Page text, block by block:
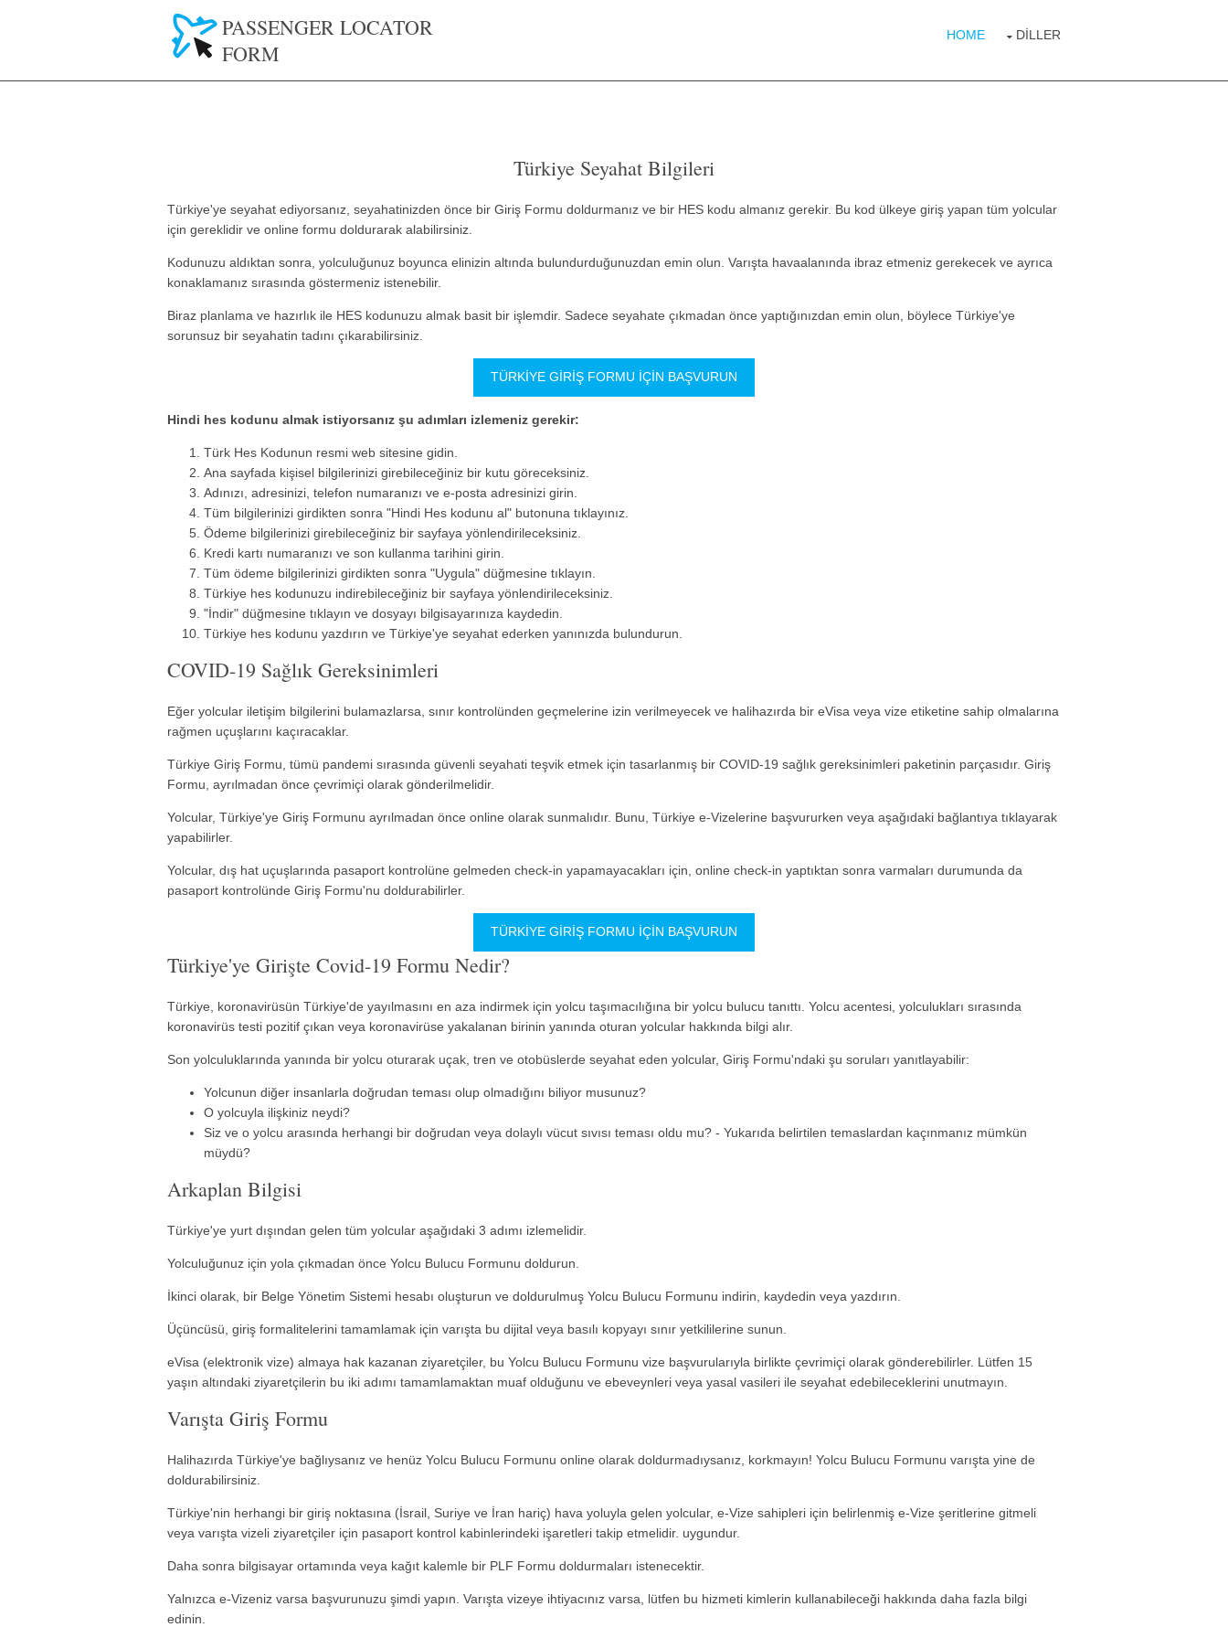
PASSENGER LOCATOR
FORM
HOME DILLER
Türkiye Seyahat Bilgileri
Türkiye'ye seyahat ediyorsanız, seyahatinizden önce bir Giriş Formu doldurmanız ve bir HES kodu almanız gerekir. Bu kod ülkeye giriş yapan tüm yolcular
için gereklidir ve online formu doldurarak alabilirsiniz.
Kodunuzu aldıktan sonra, yolculuğunuz boyunca elinizin altında bulundurduğunuzdan emin olun. Varışta havaalanında ibraz etmeniz gerekecek ve ayrıca
konaklamanız sırasında göstermeniz istenebilir.
Biraz planlama ve hazırlık ile HES kodunuzu almak basit bir işlemdir. Sadece seyahate çıkmadan önce yaptığınızdan emin olun, böylece Türkiye'ye
sorunsuz bir seyahatin tadını çıkarabilirsiniz.
TÜRKIYE GIRIŞ FORMU IÇIN BAŞVURUN
Hindi hes kodunu almak istiyorsanız şu adımları izlemeniz gerekir:
Türk Hes Kodunun resmi web sitesine gidin.
Ana sayfada kişisel bilgilerinizi girebileceğiniz bir kutu göreceksiniz.
Adınızı, adresinizi, telefon numaranızı ve e-posta adresinizi girin.
Tüm bilgilerinizi girdikten sonra "Hindi Hes kodunu al" butonuna tıklayınız.
Ödeme bilgilerinizi girebileceğiniz bir sayfaya yönlendirileceksiniz.
Kredi kartı numaranızı ve son kullanma tarihini girin.
Tüm ödeme bilgilerinizi girdikten sonra "Uygula" düğmesine tıklayın.
Türkiye hes kodunuzu indirebileceğiniz bir sayfaya yönlendirileceksiniz.
"İndir" düğmesine tıklayın ve dosyayı bilgisayarınıza kaydedin.
Türkiye hes kodunu yazdırın ve Türkiye'ye seyahat ederken yanınızda bulundurun.
COVID-19 Sağlık Gereksinimleri
Eğer yolcular iletişim bilgilerini bulamazlarsa, sınır kontrolünden geçmelerine izin verilmeyecek ve halihazırda bir eVisa veya vize etiketine sahip olmalarına
rağmen uçuşlarını kaçıracaklar.
Türkiye Giriş Formu, tümü pandemi sırasında güvenli seyahati teşvik etmek için tasarlanmış bir COVID-19 sağlık gereksinimleri paketinin parçasıdır. Giriş
Formu, ayrılmadan önce çevrimiçi olarak gönderilmelidir.
Yolcular, Türkiye'ye Giriş Formunu ayrılmadan önce online olarak sunmalıdır. Bunu, Türkiye e-Vizelerine başvururken veya aşağıdaki bağlantıya tıklayarak
yapabilirler.
Yolcular, dış hat uçuşlarında pasaport kontrolüne gelmeden check-in yapamayacakları için, online check-in yaptıktan sonra varmaları durumunda da
pasaport kontrolünde Giriş Formu'nu doldurabilirler.
TÜRKIYE GIRIŞ FORMU IÇIN BAŞVURUN
Türkiye'ye Girişte Covid-19 Formu Nedir?
Türkiye, koronavirüsün Türkiye'de yayılmasını en aza indirmek için yolcu taşımacılığına bir yolcu bulucu tanıttı. Yolcu acentesi, yolculukları sırasında
koronavirüs testi pozitif çıkan veya koronavirüse yakalanan birinin yanında oturan yolcular hakkında bilgi alır.
Son yolculuklarında yanında bir yolcu oturarak uçak, tren ve otobüslerde seyahat eden yolcular, Giriş Formu'ndaki şu soruları yanıtlayabilir:
Yolcunun diğer insanlarla doğrudan teması olup olmadığını biliyor musunuz?
O yolcuyla ilişkiniz neydi?
Siz ve o yolcu arasında herhangi bir doğrudan veya dolaylı vücut sıvısı teması oldu mu? - Yukarıda belirtilen temaslardan kaçınmanız mümkün
müydü?
Arkaplan Bilgisi
Türkiye'ye yurt dışından gelen tüm yolcular aşağıdaki 3 adımı izlemelidir.
Yolculuğunuz için yola çıkmadan önce Yolcu Bulucu Formunu doldurun.
İkinci olarak, bir Belge Yönetim Sistemi hesabı oluşturun ve doldurulmuş Yolcu Bulucu Formunu indirin, kaydedin veya yazdırın.
Üçüncüsü, giriş formalitelerini tamamlamak için varışta bu dijital veya basılı kopyayı sınır yetkililerine sunun.
eVisa (elektronik vize) almaya hak kazanan ziyaretçiler, bu Yolcu Bulucu Formunu vize başvurularıyla birlikte çevrimiçi olarak gönderebilirler. Lütfen 15
yaşın altındaki ziyaretçilerin bu iki adımı tamamlamaktan muaf olduğunu ve ebeveynleri veya yasal vasileri ile seyahat edebileceklerini unutmayın.
Varışta Giriş Formu
Halihazırda Türkiye'ye bağlıysanız ve henüz Yolcu Bulucu Formunu online olarak doldurmadıysanız, korkmayın! Yolcu Bulucu Formunu varışta yine de
doldurabilirsiniz.
Türkiye'nin herhangi bir giriş noktasına (İsrail, Suriye ve İran hariç) hava yoluyla gelen yolcular, e-Vize sahipleri için belirlenmiş e-Vize şeritlerine gitmeli
veya varışta vizeli ziyaretçiler için pasaport kontrol kabinlerindeki işaretleri takip etmelidir. uygundur.
Daha sonra bilgisayar ortamında veya kağıt kalemle bir PLF Formu doldurmaları istenecektir.
Yalnızca e-Vizeniz varsa başvurunuzu şimdi yapın. Varışta vizeye ihtiyacınız varsa, lütfen bu hizmeti kimlerin kullanabileceği hakkında daha fazla bilgi
edinin.